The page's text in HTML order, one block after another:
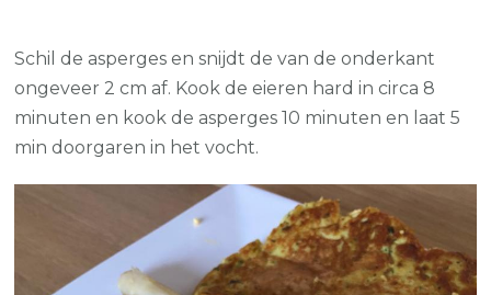
Schil de asperges en snijdt de van de onderkant
ongeveer 2 cm af. Kook de eieren hard in circa 8
minuten en kook de asperges 10 minuten en laat 5
min doorgaren in het vocht.